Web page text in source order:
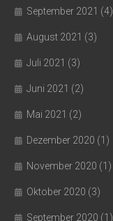
September 2021 (4)
August 2021 (3)
Juli 2021 (3)
Juni 2021 (2)
Mai 2021 (2)
Dezember 2020 (1)
November 2020 (1)
Oktober 2020 (3)
September 2020 (1)